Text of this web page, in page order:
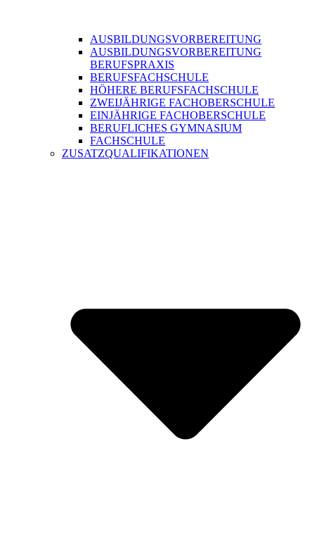
AUSBILDUNGSVORBEREITUNG
AUSBILDUNGSVORBEREITUNG
BERUFSPRAXIS
BERUFSFACHSCHULE
HÖHERE BERUFSFACHSCHULE
ZWEIJÄHRIGE FACHOBERSCHULE
EINJÄHRIGE FACHOBERSCHULE
BERUFLICHES GYMNASIUM
FACHSCHULE
ZUSATZQUALIFIKATIONEN